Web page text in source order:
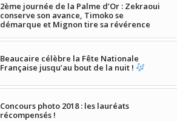
2ème journée de la Palme d’Or : Zekraoui
conserve son avance, Timoko se
démarque et Mignon tire sa révérence
Beaucaire célèbre la Fête Nationale
Française jusqu’au bout de la nuit !
Concours photo 2018 : les lauréats
récompensés !